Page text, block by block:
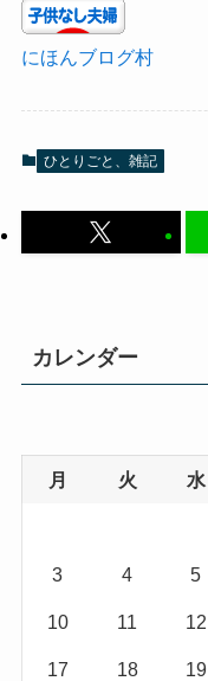
にほんブログ村
ひとりごと、雑記
カレンダー
月 火 水
3 4 5
10 11 12
17 18 19